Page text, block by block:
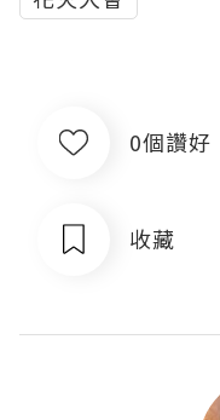
0個讚好
收藏